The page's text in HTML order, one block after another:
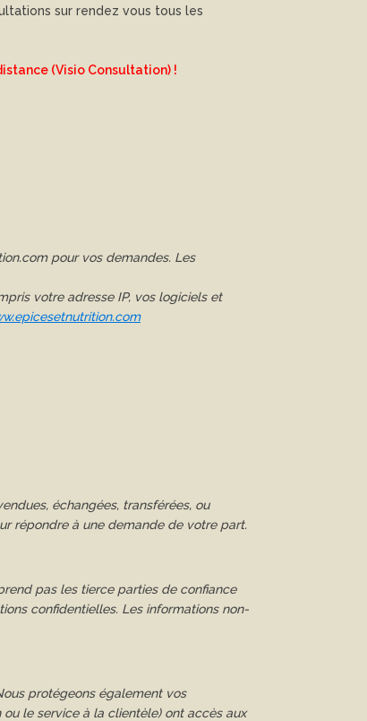
sur rendez vous tous les
(Visio Consultation) !
pour vos demandes. Les
votre adresse IP, vos logiciels et
échangées, transférées, ou
répondre à une demande de votre part.
pas les tierce parties de confiance
confidentielles. Les informations non-
protégeons également vos
le service à la clientèle) ont accès aux